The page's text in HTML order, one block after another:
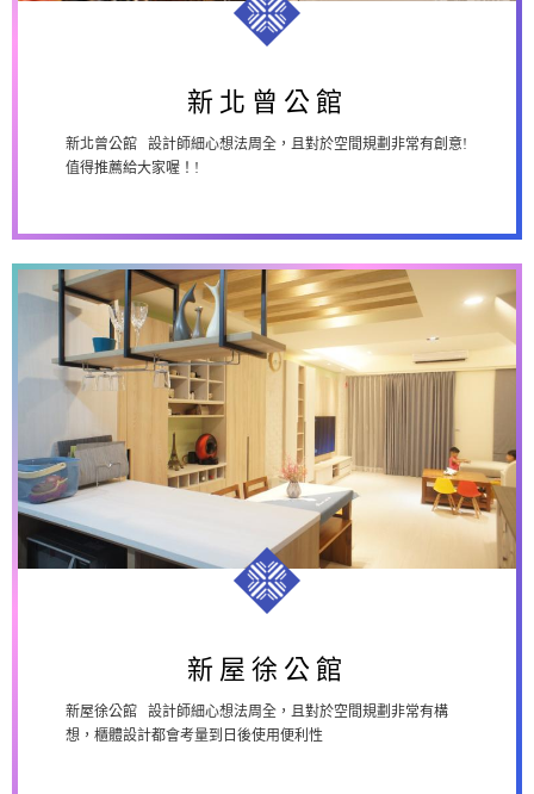
新北曾公館
新北曾公館 設計師細心想法周全，且對於空間規劃非常有創意!
值得推薦給大家喔！!
新屋徐公館
新屋徐公館
新屋徐公館 設計師細心想法周全，且對於空間規劃非常有構
想，櫃體設計都會考量到日後使用便利性